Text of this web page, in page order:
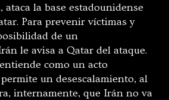
ataca la base estadounidense
Para prevenir víctimas y
de un
le avisa a Qatar del ataque.
como un acto
un desescalamiento, al
internamente, que Irán no va